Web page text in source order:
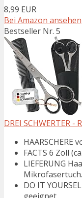
8,99 EUR
Bei Amazon ansehen
Bestseller Nr. 5
DREI SCHWERTER
FACTS 6 Zoll
LIEFERUNG
DO IT